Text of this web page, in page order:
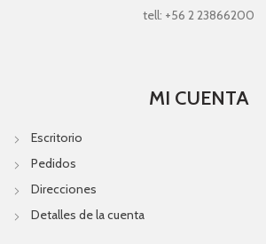
tell: +56 2 23866200
MI CUENTA
Escritorio
Pedidos
Direcciones
Detalles de la cuenta